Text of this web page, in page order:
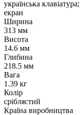
українська
екран
Ширина
313 мм
Висота
14.6 мм
Глибина
218.5 мм
Вага
1.39 кг
Колір
сріблястий
Країна виробництва